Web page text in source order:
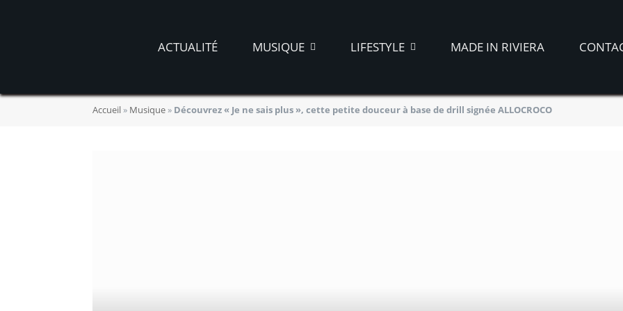
ACTUALITÉ MUSIQUE LIFESTYLE MADE IN RIVIERA
Accueil » Musique » Découvrez « Je ne sais plus », cette petite douceur à base de drill signée ALLOCROCO